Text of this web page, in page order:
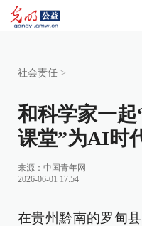
社会责任 >
和科学家一
课堂”为AI时
来源： 中国青年网
2026-06-01 17:54
在贵州黔南的罗甸